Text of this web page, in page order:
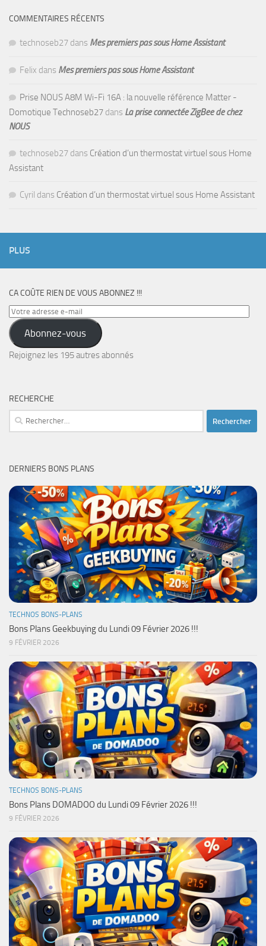
COMMENTAIRES RÉCENTS
technoseb27 dans Mes premiers pas sous Home Assistant
Felix dans Mes premiers pas sous Home Assistant
Prise NOUS A8M Wi-Fi 16A : la nouvelle référence Matter -
Domotique Technoseb27 dans La prise connectée ZigBee de chez
NOUS
technoseb27 dans Création d’un thermostat virtuel sous Home
Assistant
Cyril dans Création d’un thermostat virtuel sous Home Assistant
PLUS
CA COÛTE RIEN DE VOUS ABONNEZ !!!
Votre
adresse
e-
mail
Abonnez-vous
Rejoignez les 195 autres abonnés
RECHERCHE
Rechercher :
DERNIERS BONS PLANS
TECHNOS BONS-PLANS
Bons Plans Geekbuying du Lundi 09 Février 2026 !!!
9 FÉVRIER 2026
TECHNOS BONS-PLANS
Bons Plans DOMADOO du Lundi 09 Février 2026 !!!
9 FÉVRIER 2026